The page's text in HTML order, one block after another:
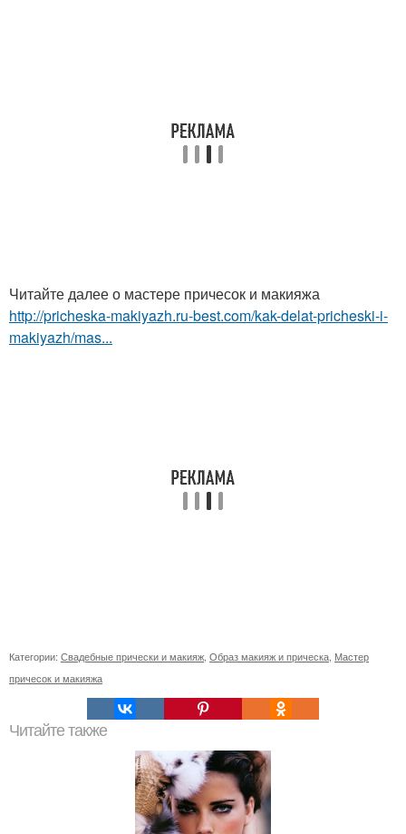
Читайте далее о мастере причесок и макияжа
http://pricheska-makiyazh.ru-best.com/kak-delat-pricheski-i-
makiyazh/mas...
Категории: Свадебные прически и макияж Образ макияж и прическа Мастер
причесок и макияжа
Читайте также